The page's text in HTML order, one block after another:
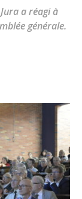
a réagi à
générale.